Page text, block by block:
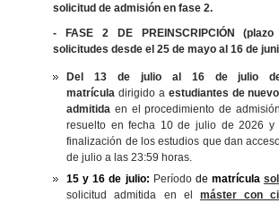
solicitud de admisión en fase 2.
- FASE 2 DE PREINSCRIPCIÓN
solicitudes desde el 25 de mayo al 16 de
Del 13 de julio al 16 de julio
matrícula dirigido a estudiantes de
admitida en el procedimiento de
resuelto en fecha 10 de julio de 2026 y
finalización de los estudios que dan
de julio a las 23:59 horas.
15 y 16 de julio: Período de matrícula
solicitud admitida en el máster con